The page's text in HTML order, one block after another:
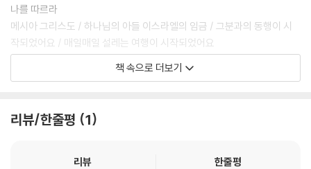
나를 따르라
메시아 그리스도 / 하나님의 아들 이스라엘의 임금 / 그분과의 동행이 시
작되었어요 / 매일매일 설레는 여행이 시작되었어요
--- p.9, 「와서 보라, 나를 따르라(요 1:39, 43)」중에서
날마다 똑같은 하루가 아니듯 장마다 특별한 이야기를 만납니다
책 속으로 더보기
리뷰/한줄평 1
리뷰
한줄평